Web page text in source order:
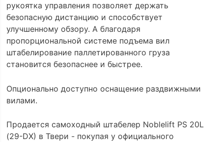
рукоятка управления позволяет держать
безопасную дистанцию и способствует
улучшенному обзору. А благодаря
пропорциональной системе подъема вил
штабелирование паллетированного груза
становится безопаснее и быстрее.
Опционально доступно оснащение раздвижными
вилами.
Продается самоходный штабелер Noblelift PS 20L
(29-DX) в Твери - покупая у официального